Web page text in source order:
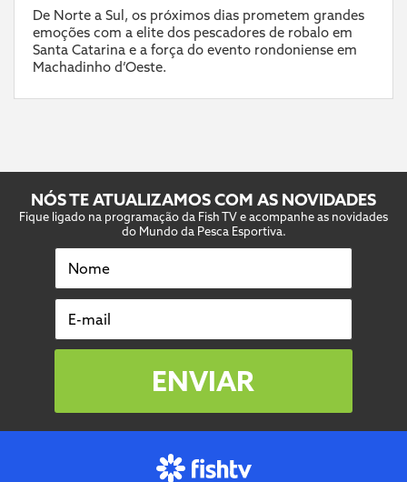
De Norte a Sul, os próximos dias prometem grandes
emoções com a elite dos pescadores de robalo em
Santa Catarina e a força do evento rondoniense em
Machadinho d’Oeste.
NÓS TE ATUALIZAMOS COM AS NOVIDADES
Fique ligado na programação da Fish TV e acompanhe as novidades
do Mundo da Pesca Esportiva.
Nome
E-mail
ENVIAR